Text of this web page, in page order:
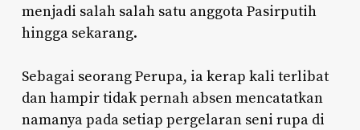
menjadi salah salah satu anggota Pasirputih
hingga sekarang.
Sebagai seorang Perupa, ia kerap kali terlibat
dan hampir tidak pernah absen mencatatkan
namanya pada setiap pergelaran seni rupa di